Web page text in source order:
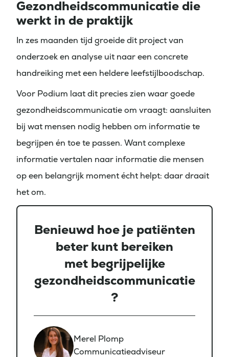
Gezondheidscommunicatie die
werkt in de praktijk
In zes maanden tijd groeide dit project van
onderzoek en analyse uit naar een concrete
handreiking met een heldere leefstijlboodschap.
Voor Podium laat dit precies zien waar goede
gezondheidscommunicatie om vraagt: aansluiten
bij wat mensen nodig hebben om informatie te
begrijpen én toe te passen. Want complexe
informatie vertalen naar informatie die mensen
op een belangrijk moment écht helpt: daar draait
het om.
Benieuwd hoe je patiënten
beter kunt bereiken
met begrijpelijke
gezondheidscommunicatie
?
Merel Plomp
Communicatieadviseur